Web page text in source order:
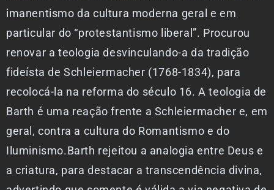
imanentismo da cultura moderna geral e em
particular do “protestantismo liberal”. Procurou
renovar a teologia desvinculando-a da tradição
fideísta de Schleiermacher (1768-1834), para
recolocá-la na reforma do século 16. A teologia de
Barth é uma reação frente a Schleiermacher e, em
geral, contra a cultura do Romantismo e do
Iluminismo.Barth rejeitou a analogia entre Deus e
a criatura, para destacar a transcendência divina,